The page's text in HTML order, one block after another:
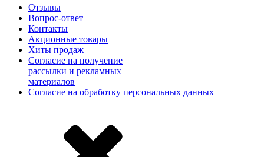
Отзывы
Вопрос-ответ
Контакты
Акционные товары
Хиты продаж
Согласие на получение
рассылки и рекламных
материалов
Согласие на обработку персональных данных